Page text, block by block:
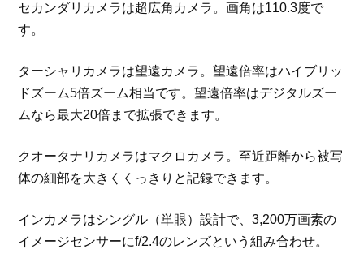
セカンダリカメラは超広角カメラ。画角は110.3度で
す。
ターシャリカメラは望遠カメラ。望遠倍率はハイブリッ
ドズーム5倍ズーム相当です。望遠倍率はデジタルズー
ムなら最大20倍まで拡張できます。
クオータナリカメラはマクロカメラ。至近距離から被写
体の細部を大きくくっきりと記録できます。
インカメラはシングル（単眼）設計で、3,200万画素の
イメージセンサーにf/2.4のレンズという組み合わせ。